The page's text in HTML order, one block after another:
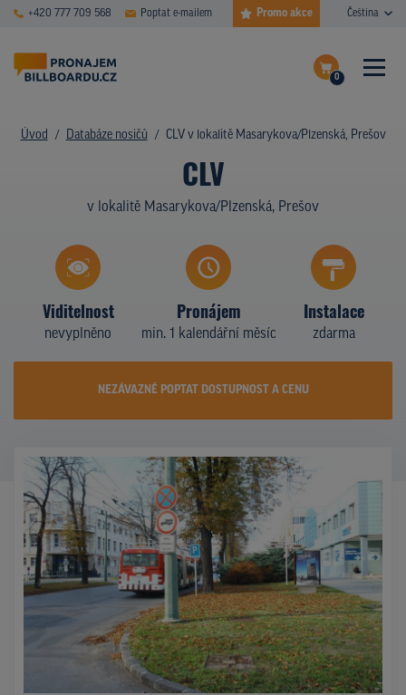
+420 777 709 568 Poptat e-mailem Promo akce Čeština
0
Dokončit poptávku
Zobrazit nosiče na mapě
ČASTÉ DOTAZY
DATABÁZE NOSIČŮ
PLOCHY V AKCI
CENY
Z PRAXE
KDO JSME
PROMO AKCE
Úvod Databáze nosičů CLV v lokalitě Masarykova/Plzenská, Prešov
CLV
v lokalitě Masarykova/Plzenská, Prešov
Viditelnost
nevyplněno
Pronájem
min. 1 kalendářní měsíc
Instalace
zdarma
NEZÁVAZNĚ POPTAT DOSTUPNOST A CENU